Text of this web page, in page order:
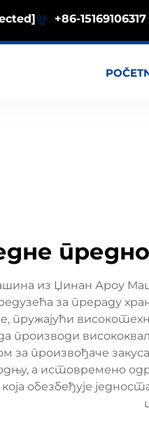
+86-15169106317
из Џинан Ароу
за прераду
пружајући
производи
за произвођаче
а истовремено
обезбеђује